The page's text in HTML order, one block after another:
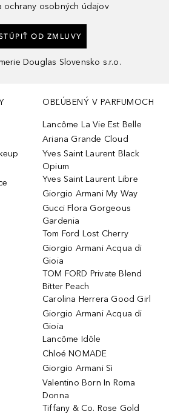
ochrany osobných údajov
OD ZMLUVY
Douglas Slovensko s.r.o.
OBĽÚBENÝ V PARFUMOCH
Lancôme La Vie Est Belle
Ariana Grande Cloud
Yves Saint Laurent Black
Opium
Yves Saint Laurent Libre
Giorgio Armani My Way
Gucci Flora Gorgeous
Gardenia
Tom Ford Lost Cherry
Giorgio Armani Acqua di
Gioia
TOM FORD Private Blend
Bitter Peach
Carolina Herrera Good Girl
Giorgio Armani Acqua di
Gioia
Lancôme Idôle
Chloé NOMADE
Giorgio Armani Sì
Valentino Born In Roma
Donna
Tiffany & Co. Rose Gold